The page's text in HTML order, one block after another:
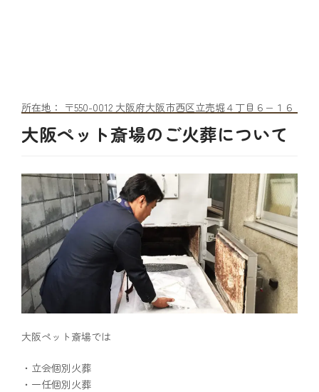
所在地： 〒550-0012 大阪府大阪市西区立売堀４丁目６−１６
大阪ペット斎場のご火葬について
大阪ペット斎場では
・立会個別火葬
・一任個別火葬